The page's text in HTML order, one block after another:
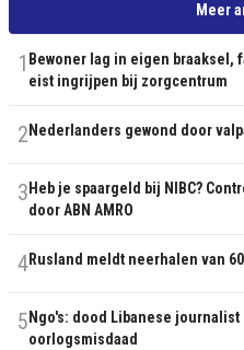
Meer
1 Bewoner lag in eigen braaksel,
eist ingrijpen bij zorgcentrum
2 Nederlanders gewond door
3 Heb je spaargeld bij NIBC?
door ABN AMRO
4Rusland meldt neerhalen van
5 Ngo's: dood Libanese
oorlogsmisdaad